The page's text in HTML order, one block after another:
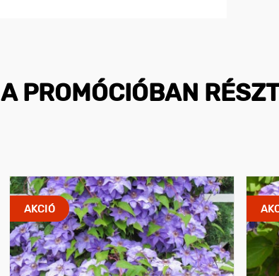
A PROMÓCIÓBAN
AKCIÓ